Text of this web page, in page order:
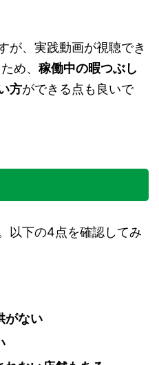
が、実践動画が視聴でき
め、 稼働中の暇つぶし
方ができる点も良いで
以下の4点を確認してみ
がない